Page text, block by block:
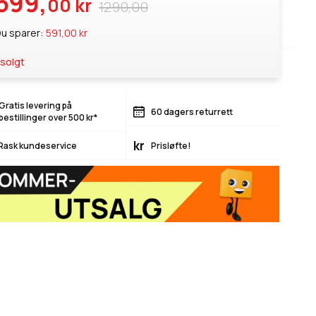
1290,00
00 kr
sparer: 591,00 kr
levering på
over 500 kr*
60 dagers returrett
kundeservice kr Prisløfte!